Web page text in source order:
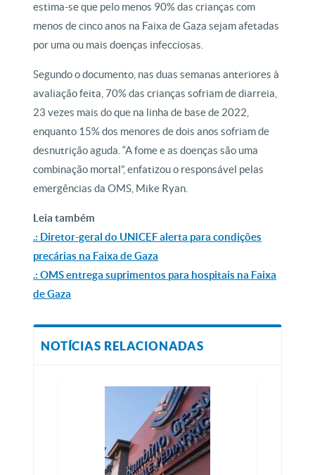
estima-se que pelo menos 90% das crianças com
menos de cinco anos na Faixa de Gaza sejam afetadas
por uma ou mais doenças infecciosas.
Segundo o documento, nas duas semanas anteriores à
avaliação feita, 70% das crianças sofriam de diarreia,
23 vezes mais do que na linha de base de 2022,
enquanto 15% dos menores de dois anos sofriam de
desnutrição aguda. “A fome e as doenças são uma
combinação mortal”, enfatizou o responsável pelas
emergências da OMS, Mike Ryan.
Leia também
.: Diretor-geral do UNICEF alerta para condições
precárias na Faixa de Gaza
.: OMS entrega suprimentos para hospitais na Faixa
de Gaza
NOTÍCIAS RELACIONADAS